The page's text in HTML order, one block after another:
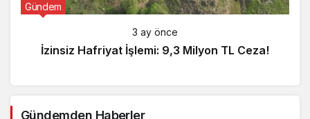
Gündem
3 ay önce
İzinsiz Hafriyat İşlemi: 9,3 Milyon TL Ceza!
Gündemden Haberler